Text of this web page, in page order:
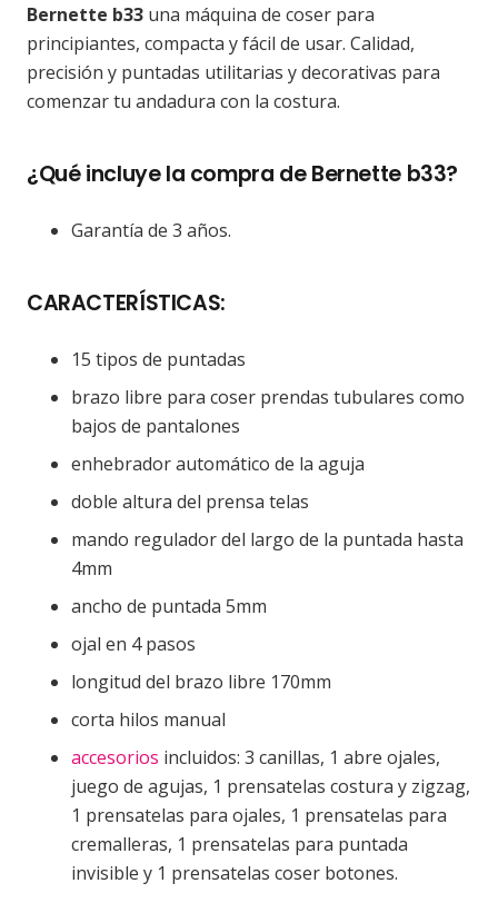
Bernette b33 una máquina de coser para
principiantes, compacta y fácil de usar. Calidad,
precisión y puntadas utilitarias y decorativas para
comenzar tu andadura con la costura.
¿Qué incluye la compra de Bernette b33?
Garantía de 3 años.
CARACTERÍSTICAS:
15 tipos de puntadas
brazo libre para coser prendas tubulares como
bajos de pantalones
enhebrador automático de la aguja
doble altura del prensa telas
mando regulador del largo de la puntada hasta
4mm
ancho de puntada 5mm
ojal en 4 pasos
longitud del brazo libre 170mm
corta hilos manual
accesorios incluidos: 3 canillas, 1 abre ojales,
juego de agujas, 1 prensatelas costura y zigzag,
1 prensatelas para ojales, 1 prensatelas para
cremalleras, 1 prensatelas para puntada
invisible y 1 prensatelas coser botones.